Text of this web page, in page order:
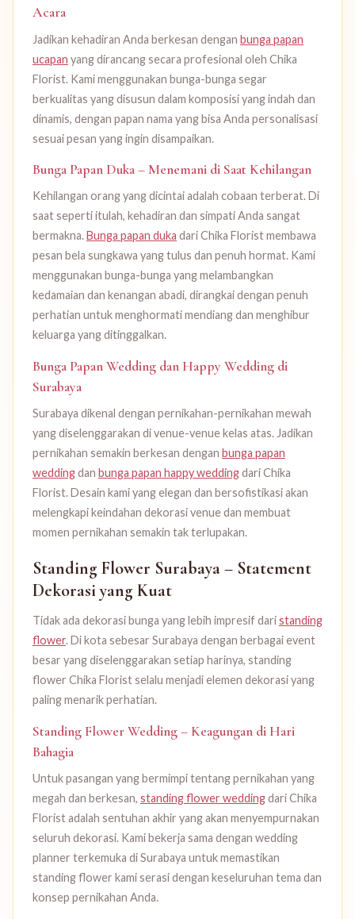
Acara
Jadikan kehadiran Anda berkesan dengan bunga papan
ucapan yang dirancang secara profesional oleh Chika
Florist. Kami menggunakan bunga-bunga segar
berkualitas yang disusun dalam komposisi yang indah dan
dinamis, dengan papan nama yang bisa Anda personalisasi
sesuai pesan yang ingin disampaikan.
Bunga Papan Duka – Menemani di Saat Kehilangan
Kehilangan orang yang dicintai adalah cobaan terberat. Di
saat seperti itulah, kehadiran dan simpati Anda sangat
bermakna.Bunga papan duka dari Chika Florist membawa
pesan bela sungkawa yang tulus dan penuh hormat. Kami
menggunakan bunga-bunga yang melambangkan
kedamaian dan kenangan abadi, dirangkai dengan penuh
perhatian untuk menghormati mendiang dan menghibur
keluarga yang ditinggalkan.
Bunga Papan Wedding dan Happy Wedding di
Surabaya
Surabaya dikenal dengan pernikahan-pernikahan mewah
yang diselenggarakan di venue-venue kelas atas. Jadikan
pernikahan semakin berkesan dengan bunga papan
weddingdan bunga papan happy weddingdari Chika
Florist. Desain kami yang elegan dan bersofistikasi akan
melengkapi keindahan dekorasi venue dan membuat
momen pernikahan semakin tak terlupakan.
Standing Flower Surabaya – Statement
Dekorasi yang Kuat
Tidak ada dekorasi bunga yang lebih impresif daristanding
flower. Di kota sebesar Surabaya dengan berbagai event
besar yang diselenggarakan setiap harinya, standing
flower Chika Florist selalu menjadi elemen dekorasi yang
paling menarik perhatian.
Standing Flower Wedding – Keagungan di Hari
Bahagia
Untuk pasangan yang bermimpi tentang pernikahan yang
megah dan berkesan, standing flower weddingdari Chika
Florist adalah sentuhan akhir yang akan menyempurnakan
seluruh dekorasi. Kami bekerja sama dengan wedding
planner terkemuka di Surabaya untuk memastikan
standing flower kami serasi dengan keseluruhan tema dan
konsep pernikahan Anda.